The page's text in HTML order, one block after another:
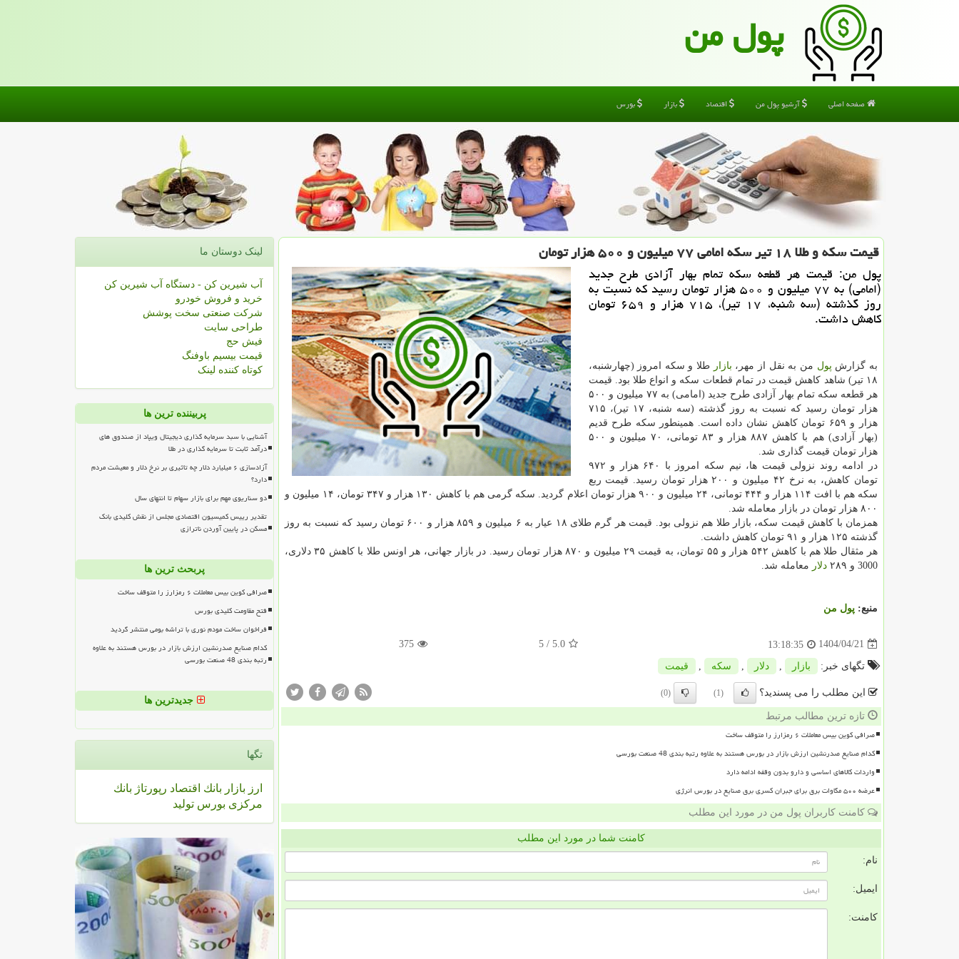
پول من
صفحه اصلی آرشیو پول من اقتصاد بازار بورس
قیمت سکه و طلا ۱۸ تیر سکه امامی ۷۷ میلیون و ۵۰۰ هزار تومان
پول من: قیمت هر قطعه سکه تمام بهار آزادی طرح جدید
(امامی) به ۷۷ میلیون و ۵۰۰ هزار تومان رسید که نسبت به
روز گذشته (سه شنبه، ۱۷ تیر)، ۷۱۵ هزار و ۶۵۹ تومان
کاهش داشت.
به گزارش پول من به نقل از مهر، بازار طلا و سکه امروز (چهارشنبه،
۱۸ تیر) شاهد کاهش قیمت در تمام قطعات سکه و انواع طلا بود. قیمت
هر قطعه سکه تمام بهار آزادی طرح جدید (امامی) به ۷۷ میلیون و ۵۰۰
هزار تومان رسید که نسبت به روز گذشته (سه شنبه، ۱۷ تیر)، ۷۱۵
هزار و ۶۵۹ تومان کاهش نشان داده است. همینطور سکه طرح قدیم
(بهار آزادی) هم با کاهش ۸۸۷ هزار و ۸۳ تومانی، ۷۰ میلیون و ۵۰۰
هزار تومان قیمت گذاری شد.
در ادامه روند نزولی قیمت ها، نیم سکه امروز با ۶۴۰ هزار و ۹۷۲
تومان کاهش، به نرخ ۴۲ میلیون و ۲۰۰ هزار تومان رسید. قیمت ربع
سکه هم با افت ۱۱۴ هزار و ۴۴۴ تومانی، ۲۴ میلیون و ۹۰۰ هزار تومان اعلام گردید. سکه گرمی هم با کاهش ۱۳۰ هزار و ۳۴۷ تومان، ۱۴ میلیون و
۸۰۰ هزار تومان در بازار معامله شد.
همزمان با کاهش قیمت سکه، بازار طلا هم نزولی بود. قیمت هر گرم طلای ۱۸ عیار به ۶ میلیون و ۸۵۹ هزار و ۶۰۰ تومان رسید که نسبت به روز
گذشته ۱۲۵ هزار و ۹۱ تومان کاهش داشت.
هر مثقال طلا هم با کاهش ۵۴۲ هزار و ۵۵ تومان، به قیمت ۲۹ میلیون و ۸۷۰ هزار تومان رسید. در بازار جهانی، هر اونس طلا با کاهش ۳۵ دلاری،
3000 و ۲۸۹
دلار معامله شد.
منبع: پول من
1404/04/21
13:18:35
5.0
/ 5
375
تگهای خبر: بازار دلار سكه قیمت
این مطلب را می پسندید؟ (1)
(0)
تازه ترین مطالب مرتبط
صرافی کوین بیس معاملات ۶ رمزارز را متوقف ساخت
کدام صنایع صدرنشین ارزش بازار در بورس هستند به علاوه رتبه بندی 48 صنعت بورسی
واردات کالاهای اساسی و دارو بدون وقفه ادامه دارد
عرضه ۵۰۰ مگاوات برق برای جبران کسری برق صنایع در بورس انرژی
کامنت کاربران پول من در مورد این مطلب
کامنت شما در مورد این مطلب
نام:
ایمیل:
کامنت:
لینک دوستان ما
آب شیرین کن - دستگاه آب شیرین کن
خرید و فروش خودرو
شرکت صنعتی سخت پوشش
طراحی سایت
فیش حج
قیمت بیسیم باوفنگ
کوتاه کننده لینک
پربیننده ترین ها
آشنایی با سبد سرمایه گذاری دیجیتال ویپاد از صندوق های
درآمد ثابت تا سرمایه گذاری در طلا
آزادسازی ۶ میلیارد دلار چه تاثیری بر نرخ دلار و معیشت مردم
دارد؟
دو سناریوی مهم برای بازار سهام تا انتهای سال
تقدیر رییس کمیسیون اقتصادی مجلس از نقش کلیدی بانک
مسکن در پایین آوردن ناترازی
پربحث ترین ها
صرافی کوین بیس معاملات ۶ رمزارز را متوقف ساخت
فتح مقاومت کلیدی بورس
فراخوان ساخت مودم نوری با تراشه بومی منتشر گردید
کدام صنایع صدرنشین ارزش بازار در بورس هستند به علاوه
رتبه بندی 48 صنعت بورسی
جدیدترین ها
تگها
ارز بازار بانك اقتصاد رپورتاژ بانك
مركزی بورس تولید